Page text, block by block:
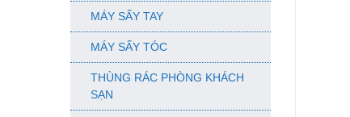
MÁY SẤY TAY
MÁY SẤY TÓC
THÙNG RÁC PHÒNG KHÁCH
SẠN